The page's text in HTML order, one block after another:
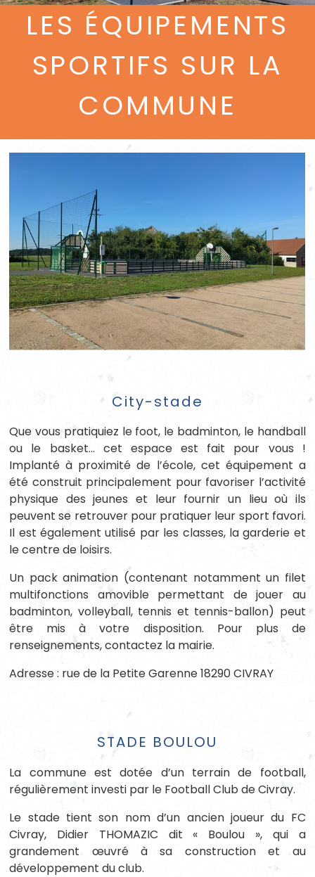
LES ÉQUIPEMENTS
SPORTIFS SUR LA
COMMUNE
City-stade
Que vous pratiquiez le foot, le badminton, le handball
ou le basket… cet espace est fait pour vous !
Implanté à proximité de l’école, cet équipement a
été construit principalement pour favoriser l’activité
physique des jeunes et leur fournir un lieu où ils
peuvent se retrouver pour pratiquer leur sport favori.
Il est également utilisé par les classes, la garderie et
le centre de loisirs.
Un pack animation (contenant notamment un filet
multifonctions amovible permettant de jouer au
badminton, volleyball, tennis et tennis-ballon) peut
être mis à votre disposition. Pour plus de
renseignements, contactez la mairie.
Adresse : rue de la Petite Garenne 18290 CIVRAY
STADE BOULOU
La commune est dotée d’un terrain de football,
régulièrement investi par le Football Club de Civray.
Le stade tient son nom d’un ancien joueur du FC
Civray, Didier THOMAZIC dit « Boulou », qui a
grandement œuvré à sa construction et au
développement du club.